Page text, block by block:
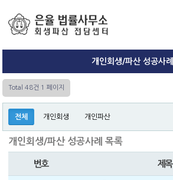
개인회생/파산 성공사례
Total 48건 1 페이지
전체 개인회생 개인파산
개인회생/파산 성공사례 목록
번호 제목